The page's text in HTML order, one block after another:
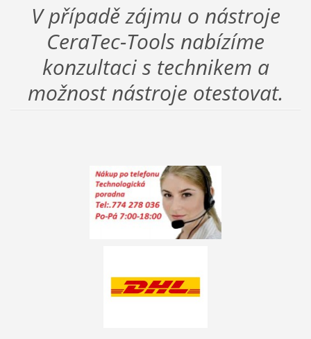
V případě zájmu o nástroje
CeraTec-Tools nabízíme
konzultaci s technikem a
možnost nástroje otestovat.